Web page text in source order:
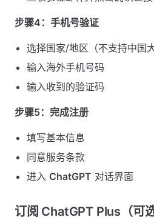
步骤4：手机号验证
选择国家/地区（不支持中国
输入海外手机号码
输入收到的验证码
步骤5：完成注册
填写基本信息
同意服务条款
进入 ChatGPT 对话界面
订阅 ChatGPT Plus（可选